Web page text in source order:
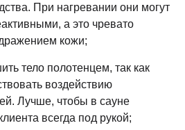
При нагревании они могут
а это чревато
кожи;
тело полотенцем, так как
воздействию
Лучше, чтобы в сауне
всегда под рукой;